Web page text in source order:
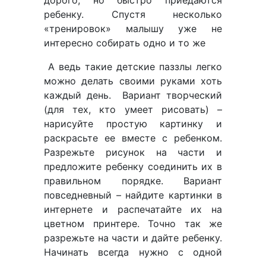
ребенку. Спустя несколько
«тренировок» малышу уже не
интересно собирать одно и то же
А ведь такие детские паззлы легко
можно делать своими руками хоть
каждый день. Вариант творческий
(для тех, кто умеет рисовать) –
нарисуйте простую картинку и
раскрасьте ее вместе с ребенком.
Разрежьте рисунок на части и
предложите ребенку соединить их в
правильном порядке. Вариант
повседневный – найдите картинки в
интернете и распечатайте их на
цветном принтере. Точно так же
разрежьте на части и дайте ребенку.
Начинать всегда нужно с одной